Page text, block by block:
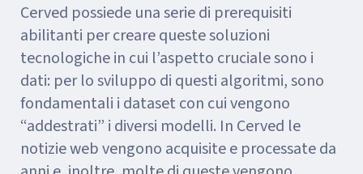
Cerved possiede una serie di prerequisiti
abilitanti per creare queste soluzioni
tecnologiche in cui l’aspetto cruciale sono i
dati: per lo sviluppo di questi algoritmi, sono
fondamentali i dataset con cui vengono
“addestrati” i diversi modelli. In Cerved le
notizie web vengono acquisite e processate da